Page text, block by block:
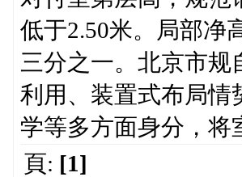
低于2.50米。局部净
三分之一。北京市规
利用、装置式布局情
学等多方面身分，将
頁: [1]